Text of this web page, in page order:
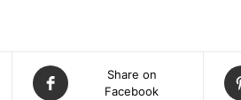
Share on
Facebook